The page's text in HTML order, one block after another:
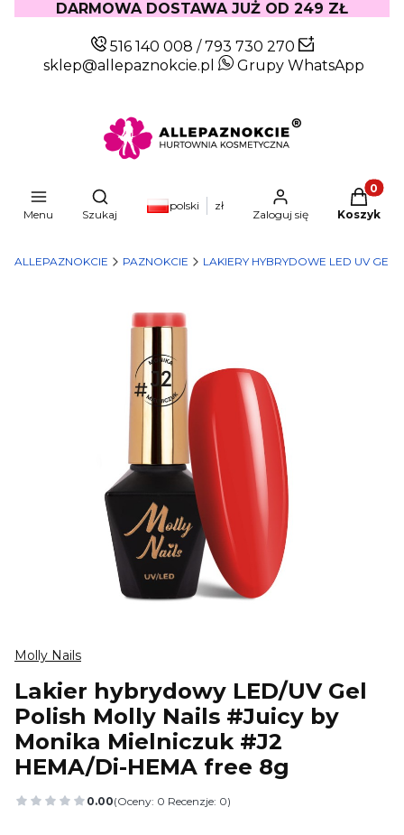
DARMOWA DOSTAWA JUŻ OD 249 ZŁ
516 140 008 /793 730 270
sklep@allepaznokcie.pl
Grupy WhatsApp
Menu
Otwórz wyszukiwarkę
Szukaj
polski zł
Zaloguj się Koszyk
ALLEPAZNOKCIE PAZNOKCIE LAKIERY HYBRYDOWE LED UV GEL
Molly Nails
Lakier hybrydowy LED/UV Gel
Polish Molly Nails #Juicy by
Monika Mielniczuk #J2
HEMA/Di-HEMA free 8g
0.00(Oceny: 0 Recenzje: 0)
Przejdź do sekcji Opinie